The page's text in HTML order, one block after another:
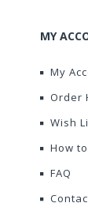
MY
My
Order
Wish
How
FAQ